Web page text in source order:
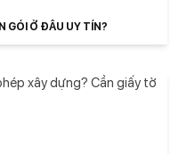
GÓI Ở ĐÂU UY TÍN?